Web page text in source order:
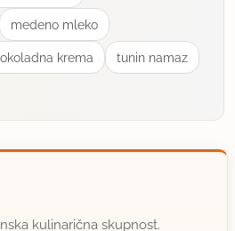
medeno mleko
krema tunin namaz
kulinarična skupnost.